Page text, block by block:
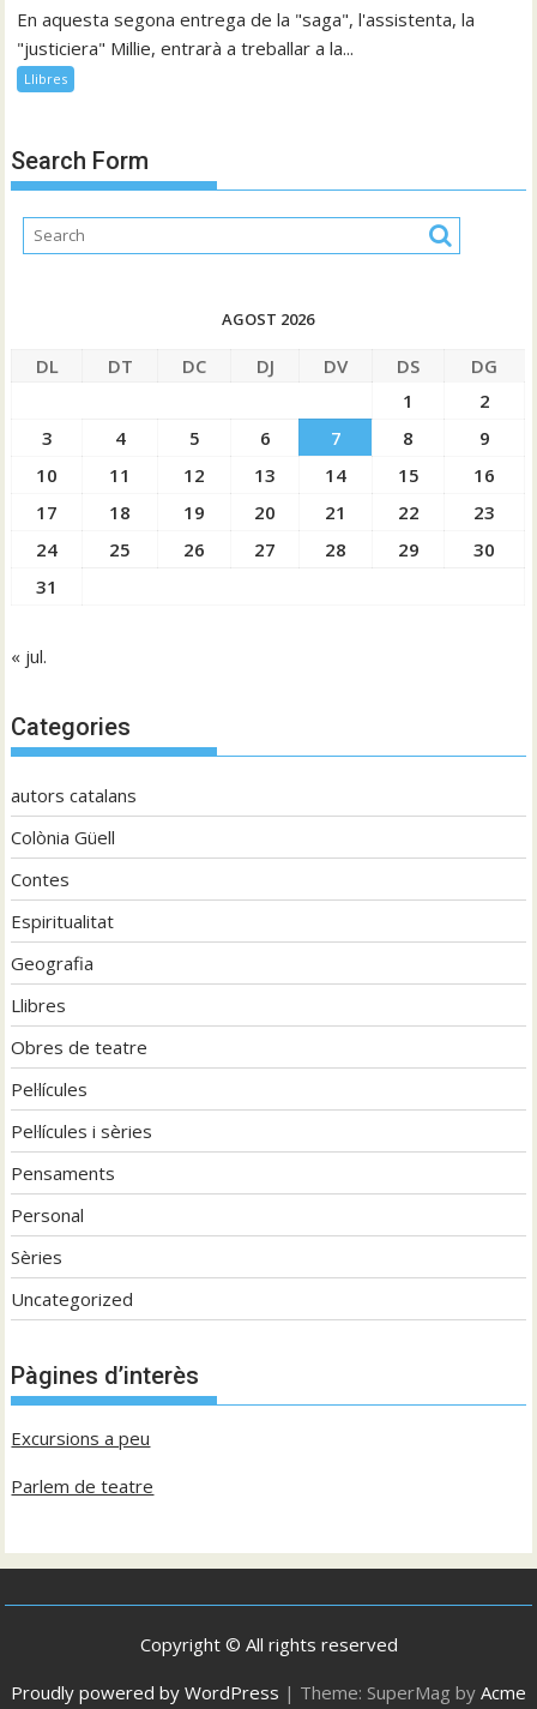
En aquesta segona entrega de la "saga", l'assistenta, la
"justiciera" Millie, entrarà a treballar a la...
Llibres
Search Form
AGOST 2026
DL DT DC DJ DV DS
DG
1
2
3
4 5 6 7 8
9
10
11 12 13 14 15
16
17
18 19 20 21 22
23
24
25 26 27 28 29
30
31
« jul.
Categories
autors catalans
Colònia Güell
Contes
Espiritualitat
Geografia
Llibres
Obres de teatre
Pel·lícules
Pel·lícules i sèries
Pensaments
Personal
Sèries
Uncategorized
Pàgines d’interès
Excursions a peu
Parlem de teatre
Copyright © All rights reserved
Proudly powered by WordPress | Theme: SuperMag by Acme